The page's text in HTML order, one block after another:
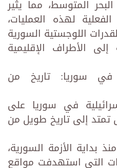
المتوسط، مما يثير
لهذه العمليات،
اللوجستية السورية
الأطراف الإقليمية
في سوريا: تاريخ من
في سوريا على
تمتد إلى تاريخ طويل من
بداية الأزمة السورية،
التي استهدفت مواقع